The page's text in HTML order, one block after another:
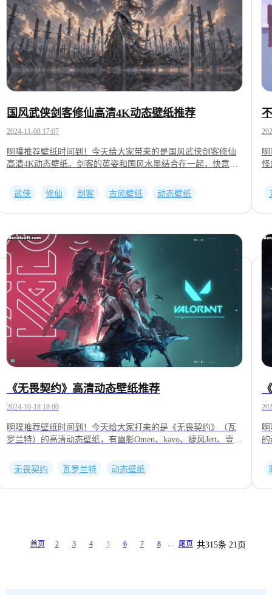
国风武侠剑客修仙高清4K动态壁纸推荐
2024-11-08 17:07
啊噗推荐壁纸时间到！今天给大家带来的是国风武侠剑客修仙
高清4K动态壁纸。剑客的英姿和国风水墨结合在一起，快意江
我们走进这些“故事”里，感受剑客的魅力！番号：2001513683
番号：2001505511番号：2001506300番号：2001505893 番号：
2001256261番号：2001506665番号：2001505494番号：
2001598587
以上壁纸均来自UPUPOO下载客户端并搜索番号即可应用
武侠 修仙 剑客 古风壁纸 动态壁纸
怪
《无畏契约》高清动态壁纸推荐
2024-10-18 18:00
啊噗推荐壁纸时间到！今天给大家打来的是《无畏契约》（瓦
罗兰特）的高清动态壁纸，有幽影Omen、kayo、捷风Jett、壹决
吧！番号：2000454539番号：2001623664番号：2001623585番
号：2001621197番号：2001476332番号：2001623774番号：
2001618287番号：2001623514番号：2001399450
无畏契约 瓦罗兰特 动态壁纸
首页 2 3 4 5 6 7 8 ... 尾页 共315条 21页